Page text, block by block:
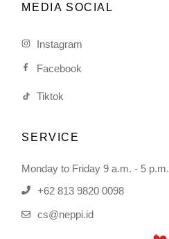
MEDIA SOCIAL
Instagram
Facebook
Tiktok
SERVICE
Monday to Friday 9 a.m. - 5 p.m.
+62 813 9820 0098
cs@neppi.id